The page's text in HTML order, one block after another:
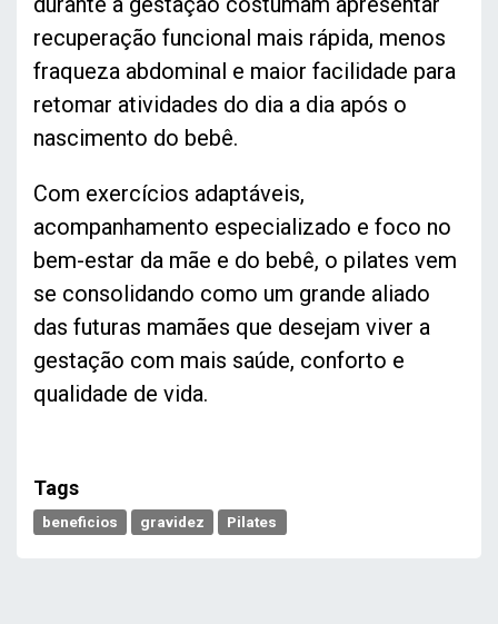
recuperação funcional mais rápida, menos
fraqueza abdominal e maior facilidade para
retomar atividades do dia a dia após o
nascimento do bebê.
Com exercícios adaptáveis,
acompanhamento especializado e foco no
bem-estar da mãe e do bebê, o pilates vem
se consolidando como um grande aliado
das futuras mamães que desejam viver a
gestação com mais saúde, conforto e
qualidade de vida.
Tags
beneficios gravidez Pilates